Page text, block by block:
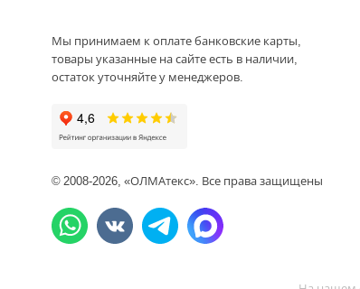
Мы принимаем к оплате банковские карты,
товары указанные на сайте есть в наличии,
остаток уточняйте у менеджеров.
© 2008-2026, «ОЛМАтекс». Все права защищены